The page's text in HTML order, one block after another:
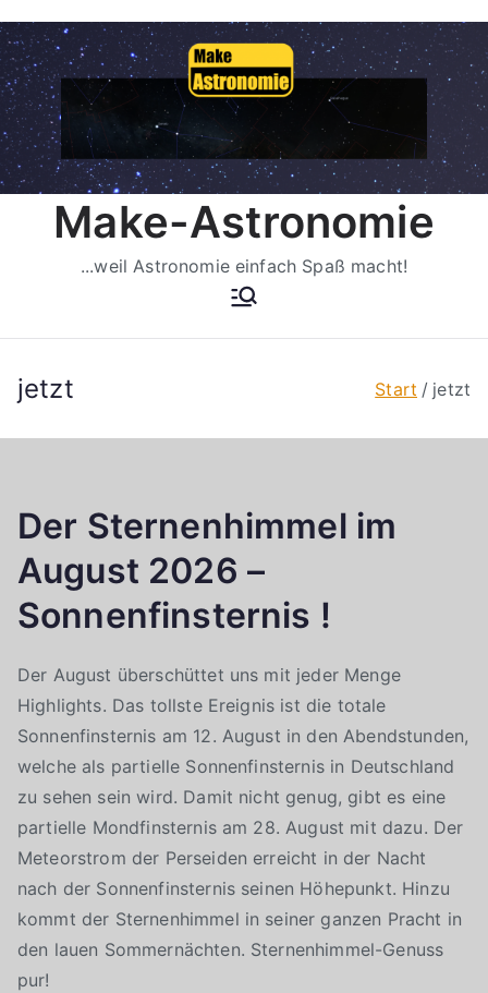
Inhalt
springen
Make-Astronomie
...weil Astronomie einfach Spaß macht!
jetzt Start jetzt
Der Sternenhimmel im
August 2026 –
Sonnenfinsternis !
Der August überschüttet uns mit jeder Menge
Highlights. Das tollste Ereignis ist die totale
Sonnenfinsternis am 12. August in den Abendstunden,
welche als partielle Sonnenfinsternis in Deutschland
zu sehen sein wird. Damit nicht genug, gibt es eine
partielle Mondfinsternis am 28. August mit dazu. Der
Meteorstrom der Perseiden erreicht in der Nacht
nach der Sonnenfinsternis seinen Höhepunkt. Hinzu
kommt der Sternenhimmel in seiner ganzen Pracht in
den lauen Sommernächten. Sternenhimmel-Genuss
pur!